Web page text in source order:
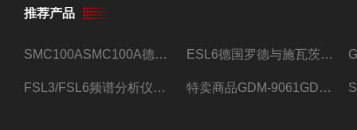
推荐产品
SMC100ASMC100A德国罗德与施瓦茨射频信号源 ESL6德国罗德与施瓦茨预认证EMI接收机
FSL3/FSL6频谱分析仪FSL3/FSL6罗德与施瓦茨 特卖商品GDM-9061GDM-9061台式万用表